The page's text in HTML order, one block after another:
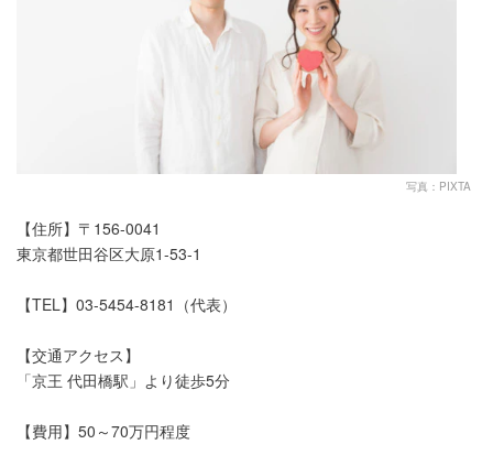
写真：PIXTA
【住所】〒156-0041
東京都世田谷区大原1-53-1
【TEL】03-5454-8181（代表）
【交通アクセス】
「京王 代田橋駅」より徒歩5分
【費用】50～70万円程度